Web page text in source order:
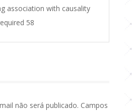
association with causality
58
não será publicado. Campos